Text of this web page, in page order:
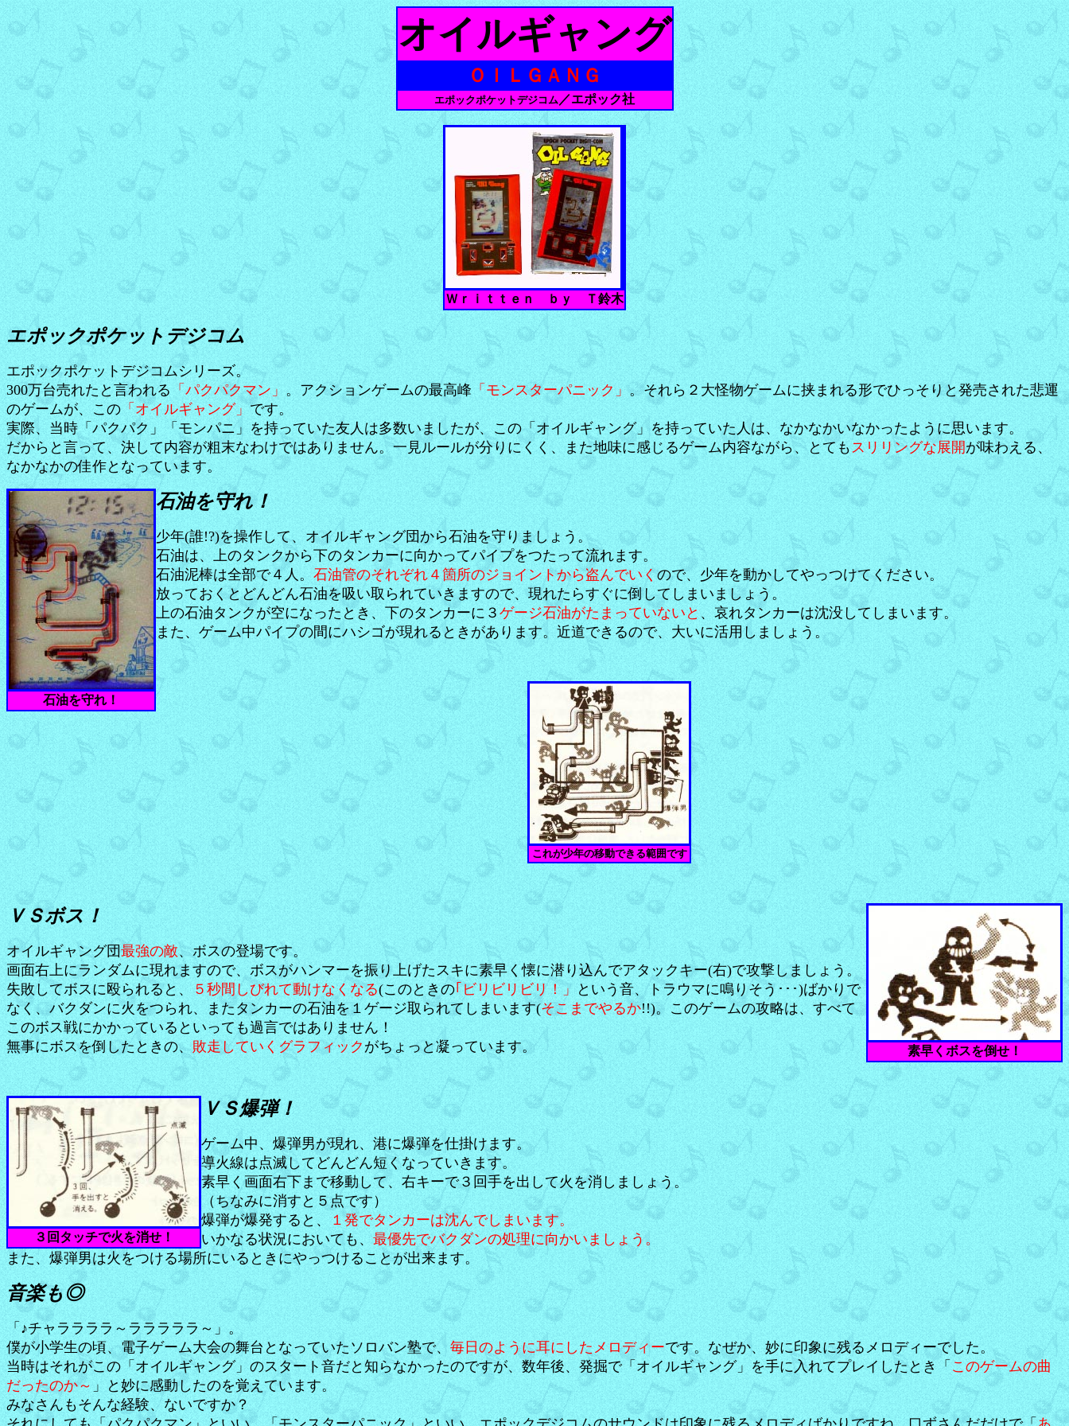
オイルギャング
ＯＩＬＧＡＮＧ
エポックポケットデジコム ／エポック社
Ｗｒｉｔｔｅｎ ｂｙ Ｔ鈴木
エポックポケットデジコム
エポックポケットデジコムシリーズ。
300万台売れたと言われる 「パクパクマン」 。アクションゲームの最高峰「モンスターパニック」。それら２大怪物ゲームに挟まれる形でひっそりと発売された悲運
のゲームが、この 「オイルギャング」です。
実際、当時「パクパク」「モンパニ」を持っていた友人は多数いましたが、この「オイルギャング」を持っていた人は、なかなかいなかったように思います。
だからと言って、決して内容が粗末なわけではありません。一見ルールが分りにくく、また地味に感じるゲーム内容ながら、とてもスリリングな展開が味わえる、
なかなかの佳作となっています。
石油を守れ！
石油を守れ！
少年(誰!?)を操作して、オイルギャング団から石油を守りましょう。
石油は、上のタンクから下のタンカーに向かってパイプをつたって流れます。
石油泥棒は全部で４人。 石油管のそれぞれ４箇所のジョイントから盗んでいくので、少年を動かしてやっつけてください。
放っておくとどんどん石油を吸い取られていきますので、現れたらすぐに倒してしまいましょう。
上の石油タンクが空になったとき、下のタンカーに３ゲージ石油がたまっていないと、哀れタンカーは沈没してしまいます。
また、ゲーム中パイプの間にハシゴが現れるときがあります。近道できるので、大いに活用しましょう。
これが少年の移動できる範囲です
素早くボスを倒せ！
ＶＳボス！
オイルギャング団最強の敵、ボスの登場です。
画面右上にランダムに現れますので、ボスがハンマーを振り上げたスキに素早く懐に潜り込んでアタックキー(右)で攻撃しましょう。
失敗してボスに殴られると、５秒間しびれて動けなくなる(このときの｢ビリビリビリ！」という音、トラウマに鳴りそう･･･)ばかりで
なく、バクダンに火をつられ、またタンカーの石油を１ゲージ取られてしまいます(そこまでやるか!!)。このゲームの攻略は、すべて
このボス戦にかかっているといっても過言ではありません！
無事にボスを倒したときの、敗走していくグラフィックがちょっと凝っています。
３回タッチで火を消せ！
ＶＳ爆弾！
ゲーム中、爆弾男が現れ、港に爆弾を仕掛けます。
導火線は点滅してどんどん短くなっていきます。
素早く画面右下まで移動して、右キーで３回手を出して火を消しましょう。
（ちなみに消すと５点です）
爆弾が爆発すると、１発でタンカーは沈んでしまいます。
いかなる状況においても、最優先でバクダンの処理に向かいましょう。
また、爆弾男は火をつける場所にいるときにやっつけることが出来ます。
音楽も◎
「♪チャララララ～ラララララ～」。
僕が小学生の頃、電子ゲーム大会の舞台となっていたソロバン塾で、 毎日のように耳にしたメロディーです。なぜか、妙に印象に残るメロディーでした。
当時はそれがこの「オイルギャング」のスタート音だと知らなかったのですが、数年後、発掘で「オイルギャング」を手に入れてプレイしたとき「このゲームの曲
だったのか～ 」と妙に感動したのを覚えています。
みなさんもそんな経験、ないですか？